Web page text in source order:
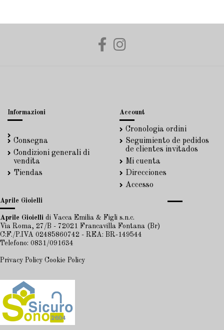
Informazioni
Consegna
Condizioni generali di
vendita
Tiendas
Account
Cronologia ordini
Seguimiento de pedidos
de clientes invitados
Mi cuenta
Direcciones
Accesso
Aprile Gioielli
Aprile Gioielli di Vacca Emilia & Figli s.n.c.
Via Roma, 27/B - 72021 Francavilla Fontana (Br)
C:F./P.IVA 02485860742 - REA: BR-149544
Telefono: 0831/091634
Privacy Policy Cookie Policy